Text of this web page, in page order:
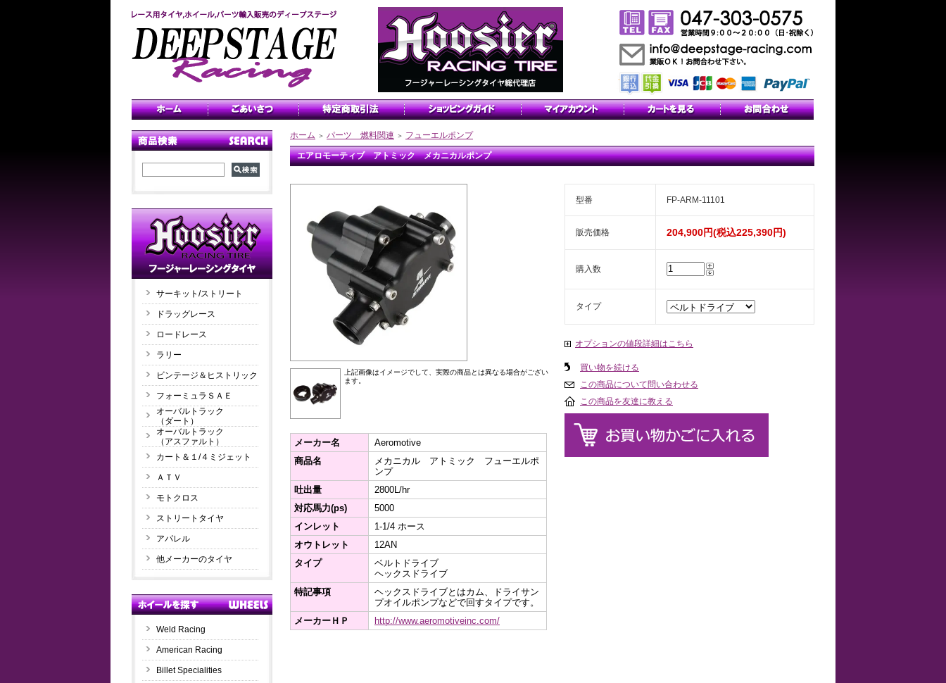
サーキット/ストリート
ドラッグレース
ロードレース
ラリー
ビンテージ＆ヒストリック
フォーミュラＳＡＥ
オーバルトラック
（ダート）
オーバルトラック
（アスファルト）
カート＆１/４ミジェット
ＡＴＶ
モトクロス
ストリートタイヤ
アパレル
他メーカーのタイヤ
Weld Racing
American Racing
Billet Specialities
ホーム ＞ パーツ 燃料関連 ＞ フューエルポンプ
エアロモーティブ アトミック メカニカルポンプ
上記画像はイメージでして、実際の商品とは異なる場合がござい
ます。
メーカー名
Aeromotive
商品名
メカニカル アトミック フューエルポ
ンプ
吐出量
2800L/hr
対応馬力(ps)
5000
インレット
1-1/4 ホース
オウトレット
12AN
タイプ
ベルトドライブ
ヘックスドライブ
特記事項
ヘックスドライブとはカム、ドライサン
プオイルポンプなどで回すタイプです。
メーカーＨＰ
http://www.aeromotiveinc.com/
型番 FP-ARM-11101
販売価格 204,900円(税込225,390円)
購入数
タイプ
オプションの値段詳細はこちら
買い物を続ける
この商品について問い合わせる
この商品を友達に教える